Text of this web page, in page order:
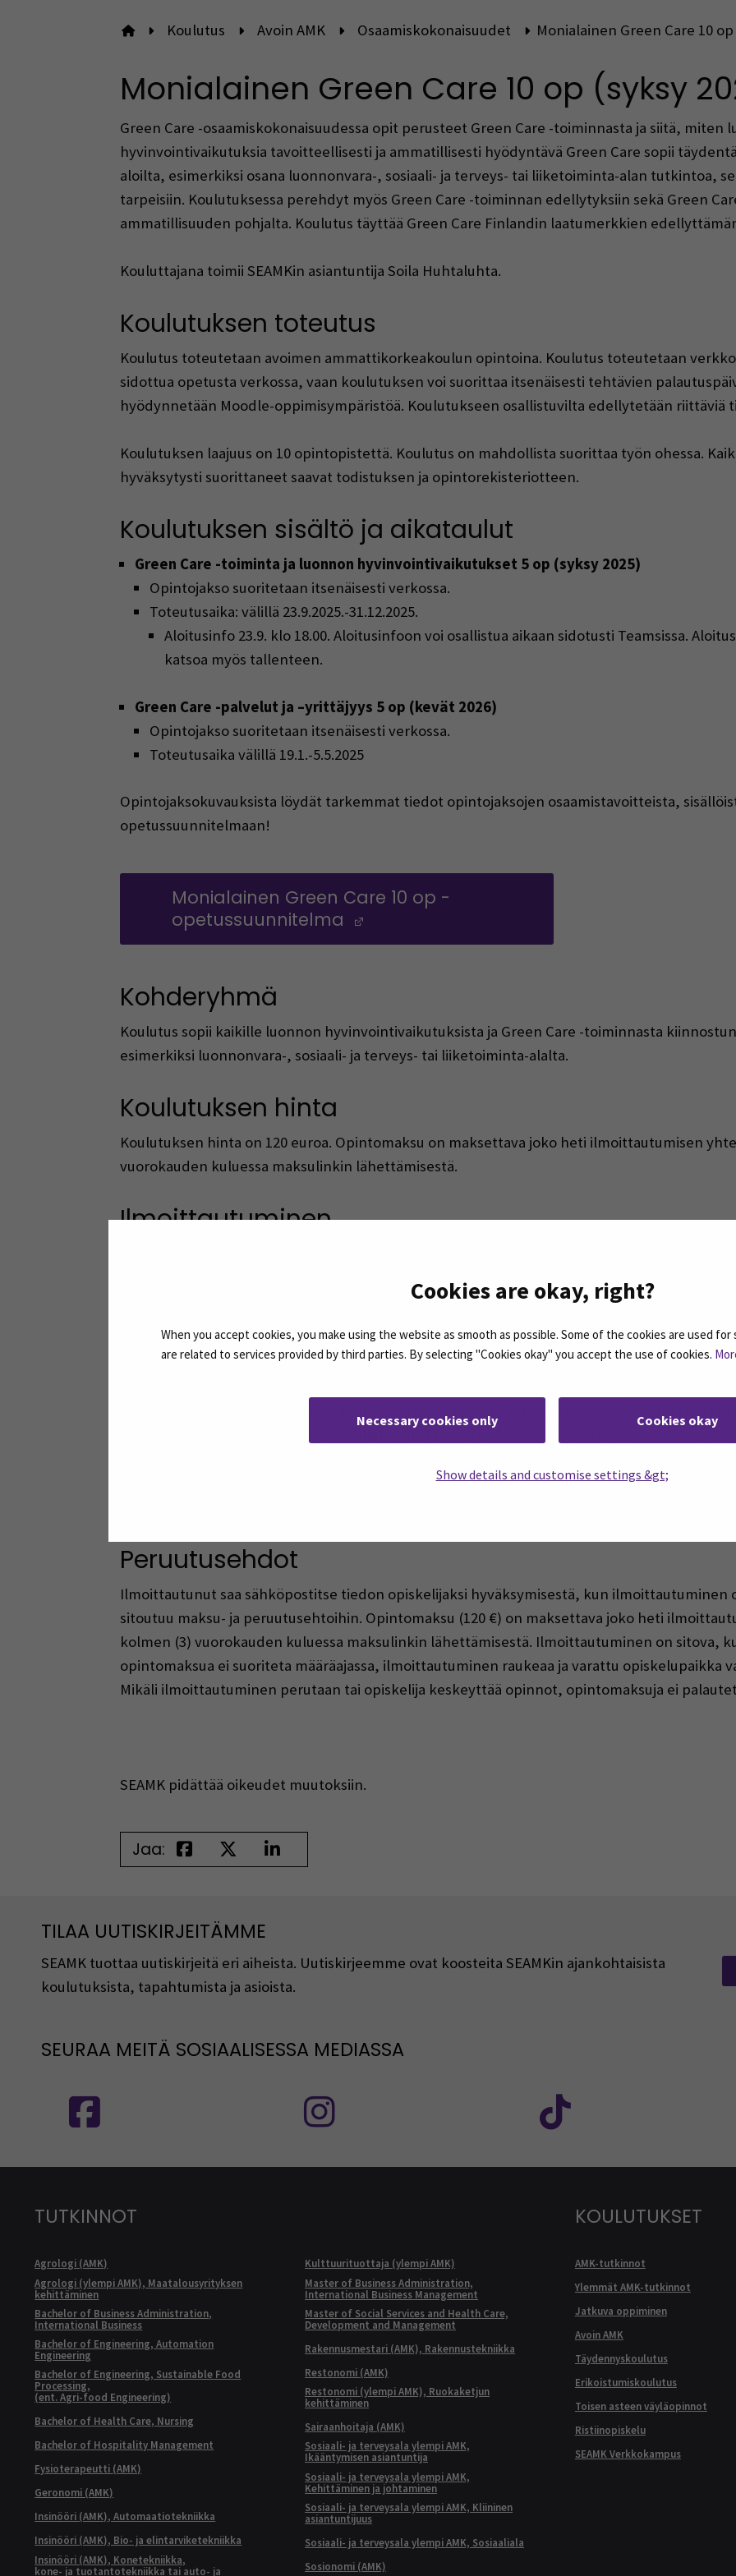
Cookies are okay, right?
When you accept cookies, you make using the website as smooth as possible. Some of the cookies are used
are related to services provided by third parties. By selecting "Cookies okay" you accept the use of cookies.
Necessary cookies only Cookies okay
Show details and customise settings &gt;
Etusivulle
Koulutus Avoin AMK Osaamiskokonaisuudet Monialainen Green Care 10
Monialainen Green Care 10 op (syksy
Green Care -osaamiskokonaisuudessa opit perusteet Green Care -toiminnasta ja siitä, miten
hyvinvointivaikutuksia tavoitteellisesti ja ammatillisesti hyödyntävä Green Care sopii
aloilta, esimerkiksi osana luonnonvara-, sosiaali- ja terveys- tai liiketoiminta-alan tutkintoa,
tarpeisiin. Koulutuksessa perehdyt myös Green Care -toiminnan edellytyksiin sekä Green
ammatillisuuden pohjalta. Koulutus täyttää Green Care Finlandin laatumerkkien
Kouluttajana toimii SEAMKin asiantuntija Soila Huhtaluhta.
Koulutuksen toteutus
Koulutus toteutetaan avoimen ammattikorkeakoulun opintoina. Koulutus toteutetaan
sidottua opetusta verkossa, vaan koulutuksen voi suorittaa itsenäisesti tehtävien
hyödynnetään Moodle-oppimisympäristöä. Koulutukseen osallistuvilta edellytetään riittäviä
Koulutuksen laajuus on 10 opintopistettä. Koulutus on mahdollista suorittaa työn ohessa.
hyväksytysti suorittaneet saavat todistuksen ja opintorekisteriotteen.
Koulutuksen sisältö ja aikataulut
Green Care -toiminta ja luonnon hyvinvointivaikutukset 5 op (syksy 2025)
Opintojakso suoritetaan itsenäisesti verkossa.
Toteutusaika: välillä 23.9.2025.-31.12.2025.
Aloitusinfo 23.9. klo 18.00. Aloitusinfoon voi osallistua aikaan sidotusti Teamsissa.
katsoa myös tallenteen.
Green Care -palvelut ja –yrittäjyys 5 op (kevät 2026)
Opintojakso suoritetaan itsenäisesti verkossa.
Toteutusaika välillä 19.1.-5.5.2025
Opintojaksokuvauksista löydät tarkemmat tiedot opintojaksojen osaamistavoitteista,
opetussuunnitelmaan!
Monialainen Green Care 10 op -
opetussuunnitelma
Kohderyhmä
Koulutus sopii kaikille luonnon hyvinvointivaikutuksista ja Green Care -toiminnasta
esimerkiksi luonnonvara-, sosiaali- ja terveys- tai liiketoiminta-alalta.
Koulutuksen hinta
Koulutuksen hinta on 120 euroa. Opintomaksu on maksettava joko heti ilmoittautumisen
vuorokauden kuluessa maksulinkin lähettämisestä.
Ilmoittautuminen
Mikäli sinulla on kysyttävää opintoihin liittyen, voit ottaa yhteyttä sähköpostitse
Allekirjoitusten varmentamiseen käytämme Digi- ja väestötietoviraston (ent.
Peruutusehdot
Ilmoittautunut saa sähköpostitse tiedon opiskelijaksi hyväksymisestä, kun
sitoutuu maksu- ja peruutusehtoihin. Opintomaksu (120 €) on maksettava joko heti
kolmen (3) vuorokauden kuluessa maksulinkin lähettämisestä. Ilmoittautuminen on sitova,
opintomaksua ei suoriteta määräajassa, ilmoittautuminen raukeaa ja varattu opiskelupaikka
Mikäli ilmoittautuminen perutaan tai opiskelija keskeyttää opinnot, opintomaksuja ei
SEAMK pidättää oikeudet muutoksiin.
Jaa:
TILAA UUTISKIRJEITÄMME
SEAMK tuottaa uutiskirjeitä eri aiheista. Uutiskirjeemme ovat koosteita SEAMKin ajankohtaisista
koulutuksista, tapahtumista ja asioista.
SEURAA MEITÄ SOSIAALISESSA MEDIASSA
TUTKINNOT
Agrologi (AMK)
Agrologi (ylempi AMK), Maatalousyrityksen
kehittäminen
Bachelor of Business Administration,
International Business
Bachelor of Engineering, Automation
Engineering
Bachelor of Engineering, Sustainable Food
Processing,
(ent. Agri-food Engineering)
Bachelor of Health Care, Nursing
Bachelor of Hospitality Management
Fysioterapeutti (AMK)
Geronomi (AMK)
Insinööri (AMK), Automaatiotekniikka
Insinööri (AMK), Bio- ja elintarviketekniikka
Insinööri (AMK), Konetekniikka,
kone- ja tuotantotekniikka tai auto- ja
Kulttuurituottaja (ylempi AMK)
Master of Business Administration,
International Business Management
Master of Social Services and Health Care,
Development and Management
Rakennusmestari (AMK), Rakennustekniikka
Restonomi (AMK)
Restonomi (ylempi AMK), Ruokaketjun
kehittäminen
Sairaanhoitaja (AMK)
Sosiaali- ja terveysala ylempi AMK,
Ikääntymisen asiantuntija
Sosiaali- ja terveysala ylempi AMK,
Kehittäminen ja johtaminen
Sosiaali- ja terveysala ylempi AMK, Kliininen
asiantuntijuus
Sosiaali- ja terveysala ylempi AMK, Sosiaaliala
Sosionomi (AMK)
KOULUTUKSET
AMK-tutkinnot
Ylemmät AMK-tutkinnot
Jatkuva oppiminen
Avoin AMK
Täydennyskoulutus
Erikoistumiskoulutus
Toisen asteen väyläopinnot
Ristiinopiskelu
SEAMK Verkkokampus